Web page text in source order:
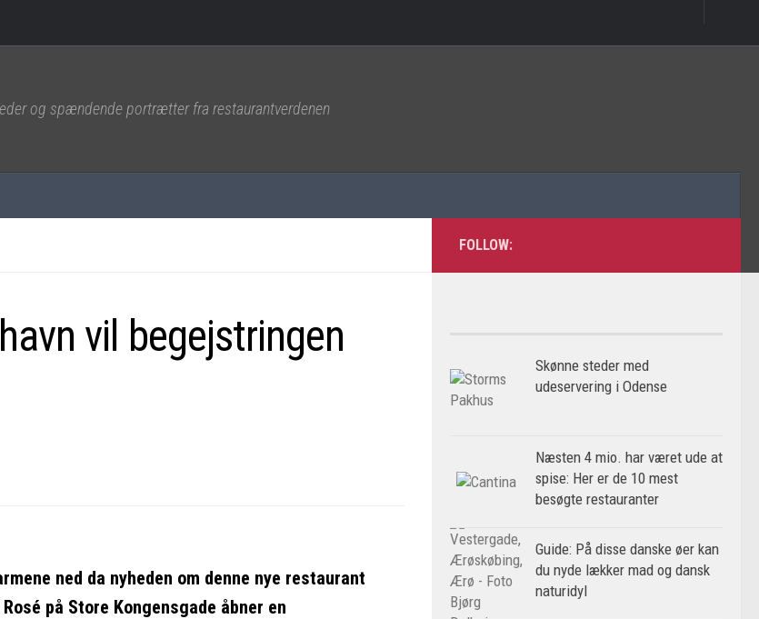
og spændende portrætter fra restaurantverdenen
vil begejstringen
ned da nyheden om denne nye restaurant
på Store Kongensgade åbner en
FOLLOW:
Skønne steder med
udeservering i Odense
Næsten 4 mio. har været ude at
spise: Her er de 10 mest
besøgte restauranter
Guide: På disse danske øer kan
du nyde lækker mad og dansk
naturidyl